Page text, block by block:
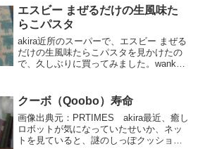
よ！パスコ あらびきチーズソーセージ パ
ン ...
エスビー まぜるだけの生風味た
らこパスタ
akira近所のスーパーで、エスビー まぜる
だけの生風味たらこパスタを見かけたの
で、久しぶりに買ってみました。wanko
などの栄養成分について紹介するよ！お
買い得アイ...
クーボ（Qoobo）寿命
画像出典元：PRTIMES akira最近、癒し
ロボットが気になっていたせいか、ネッ
トを見ていると、謎のしっぽクッション